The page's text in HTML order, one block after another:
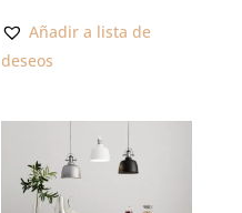
Añadir a lista de
deseos